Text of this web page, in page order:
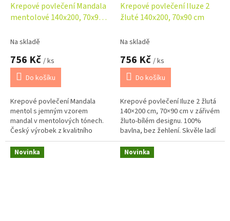
Krepové povlečení Mandala
mentolové 140x200, 70x90
Na skladě
756 Kč / ks
Do košíku
Krepové povlečení Mandala
mentol s jemným vzorem
mandal v mentolových tónech.
Český výrobek z kvalitního
bavlněného krepu, který je
nemačkavý a nevyžaduje
žehlení. Praktické...
Krepové povlečení Iluze 2
žluté 140x200, 70x90 cm
Na skladě
756 Kč / ks
Do košíku
Krepové povlečení Iluze 2 žlutá
140×200 cm, 70×90 cm v zářivém
žluto-bílém designu. 100%
bavlna, bez žehlení. Skvěle ladí
s bílým a banánovým
prostěradlem.
Novinka Novinka